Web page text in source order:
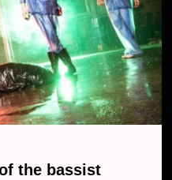
the bassist